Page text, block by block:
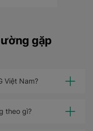
gặp
Việt Nam?
theo gì?